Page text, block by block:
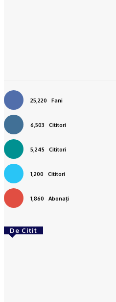
25,220 Fani
6,503 Cititori
5,245 Cititori
1,200 Cititori
1,860 Abonați
De Citit